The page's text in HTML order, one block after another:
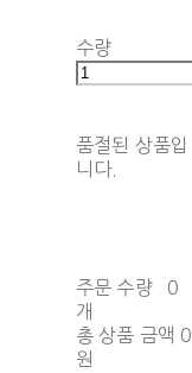
수량
품절된 상품입
니다.
주문 수량
0
개
총 상품 금액 0
원